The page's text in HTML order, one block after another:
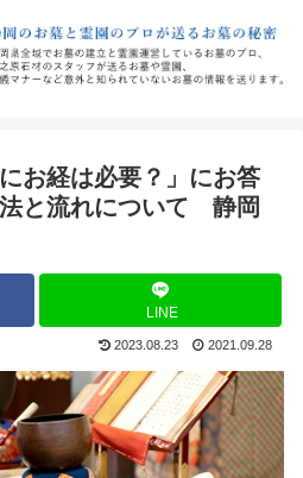
お経は必要？」にお答
と流れについて 静岡
LINE
2023.08.23 2021.09.28